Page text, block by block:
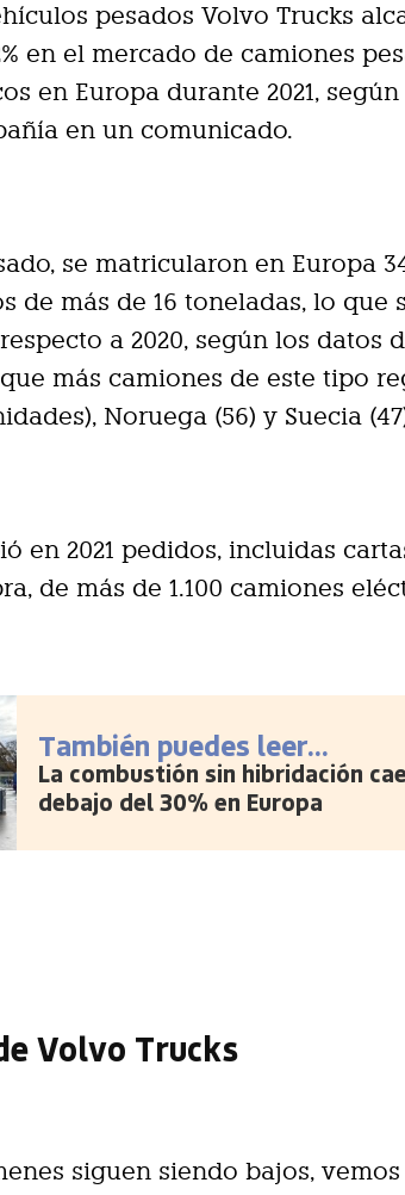
pesados Volvo Trucks
en el mercado de camiones
en Europa durante 2021, según
en un comunicado.
se matricularon en Europa
de más de 16 toneladas, lo que
a 2020, según los datos
más camiones de este tipo
Noruega (56) y Suecia
en 2021 pedidos, incluidas
de más de 1.100 camiones
También puedes leer...
La combustión sin hibridación
debajo del 30% en Europa
Volvo Trucks
siguen siendo bajos,